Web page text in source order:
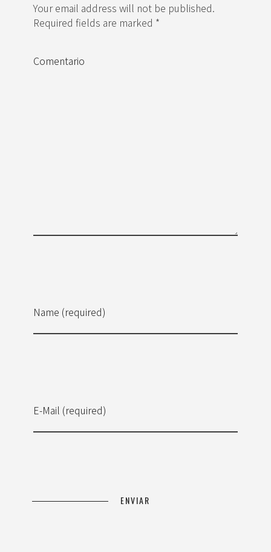
Your email address will not be published.
Required fields are marked *
Name (required)
E-Mail (required)
Comentario